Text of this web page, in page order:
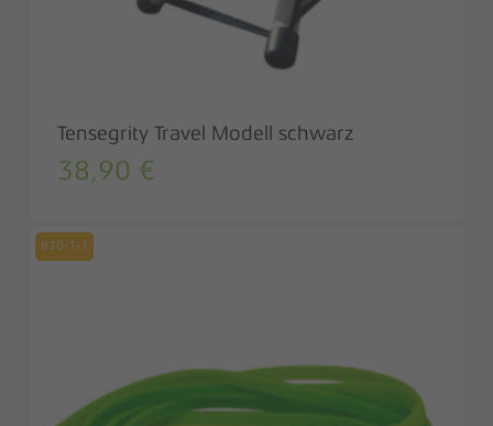
Tensegrity Travel Modell schwarz
38,90 €
810-1-1